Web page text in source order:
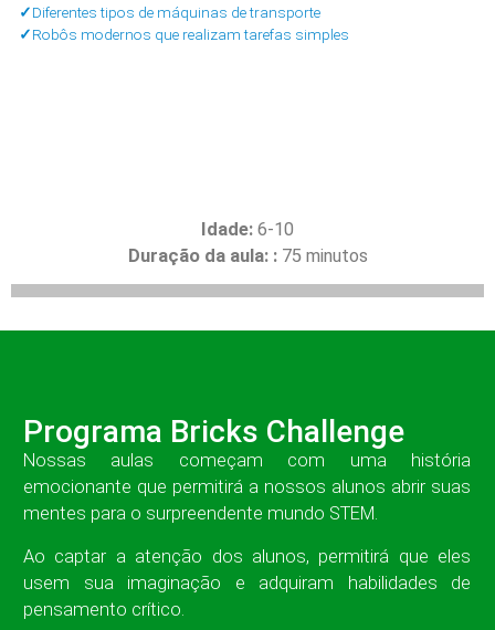
Diferentes tipos de máquinas de transporte
Robôs modernos que realizam tarefas simples
Idade: 6-10
Duração da aula: :75 minutos
Programa Bricks Challenge
Nossas aulas começam com uma história
emocionante que permitirá a nossos alunos abrir suas
mentes para o surpreendente mundo STEM.
Ao captar a atenção dos alunos, permitirá que eles
usem sua imaginação e adquiram habilidades de
pensamento crítico.